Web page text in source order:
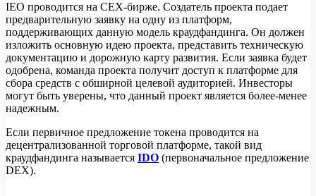
IEO проводится на CEX-бирже. Создатель проекта подает
предварительную заявку на одну из платформ,
поддерживающих данную модель краудфандинга. Он должен
изложить основную идею проекта, представить техническую
документацию и дорожную карту развития. Если заявка будет
одобрена, команда проекта получит доступ к платформе для
сбора средств с обширной целевой аудиторией. Инвесторы
могут быть уверены, что данный проект является более-менее
надежным.
Если первичное предложение токена проводится на
децентрализованной торговой платформе, такой вид
краудфандинга называется IDO (первоначальное предложение
DEX).